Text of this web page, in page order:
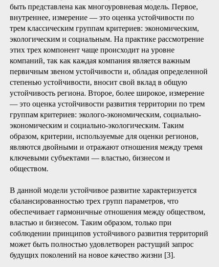
быть представлена как многоуровневая модель. Первое,
внутреннее, измерение — это оценка устойчивости по
трем классическим группам критериев: экономическим,
экологическим и социальным. На практике рассмотрение
этих трех компонент чаще происходит на уровне
компаний, так как каждая компания является важным
первичным звеном устойчивости и, обладая определенной
степенью устойчивости, вносит свой вклад в общую
устойчивость региона. Второе, более широкое, измерение
— это оценка устойчивости развития территории по трем
группам критериев: эколого-экономическим, социально-
экономическим и социально-экологическим. Таким
образом, критерии, используемые для оценки регионов,
являются двойными и отражают отношения между тремя
ключевыми субъектами — властью, бизнесом и
обществом.
В данной модели устойчивое развитие характеризуется
сбалансированностью трех групп параметров, что
обеспечивает гармоничные отношения между обществом,
властью и бизнесом. Таким образом, только при
соблюдении принципов устойчивого развития территорий
может быть полностью удовлетворен растущий запрос
будущих поколений на новое качество жизни [3].